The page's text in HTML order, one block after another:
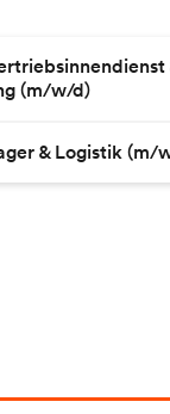
(m/w/d)
& Logistik (m/